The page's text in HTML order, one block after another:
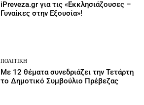
iPreveza.gr για τις «Εκκλησιάζουσες –
Γυναίκες στην Εξουσία»!
ΠΟΛΙΤΙΚΉ
Με 12 θέματα συνεδριάζει την Τετάρτη
το Δημοτικό Συμβούλιο Πρέβεζας